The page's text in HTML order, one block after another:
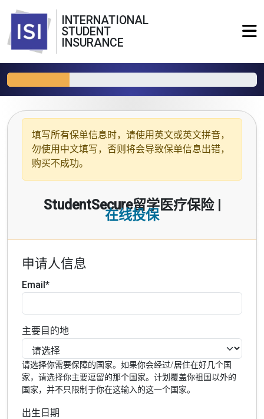
INTERNATIONAL
STUDENT
INSURANCE
填写所有保单信息时，请使用 英文或英文拼音，
勿使用中文填写，否则将会导致保单信息出错，
购买不成功。
StudentSecure留学医疗保险 |
在线投保
申请人信息
Email*
主要目的地
请选择你需要保障的国家。如果你会经过/居住在好几个国
家，请选择你主要逗留的那个国家。计划覆盖你祖国以外的
国家，并不只限制于你在这输入的这一个国家。
出生日期